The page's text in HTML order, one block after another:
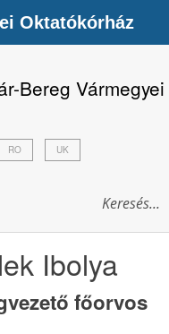
Bereg Vármegyei
RO UK
Ibolya
főorvos
Oktatókórház